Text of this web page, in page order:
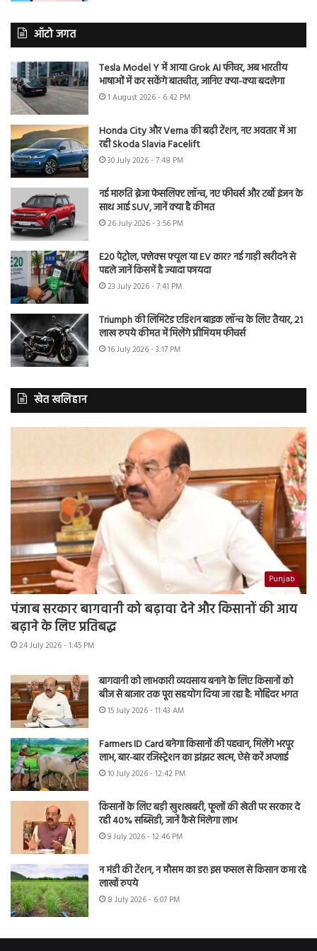
ऑटो जगत
Tesla Model Y में आया Grok AI फीचर, अब भारतीय
भाषाओं में कर सकेंगे बातचीत, जानिए क्या-क्या बदलेगा
1 August 2026 - 6:42 PM
Honda City और Verna की बढ़ी टेंशन, नए अवतार में आ
रही Skoda Slavia Facelift
30 July 2026 - 7:48 PM
नई मारुति ब्रेजा फेसलिफ्ट लॉन्च, नए फीचर्स और टर्बो इंजन के
साथ आई SUV, जानें क्या है कीमत
26 July 2026 - 3:56 PM
E20 पेट्रोल, फ्लेक्स फ्यूल या EV कार? नई गाड़ी खरीदने से
पहले जानें किसमें है ज्यादा फायदा
23 July 2026 - 7:41 PM
Triumph की लिमिटेड एडिशन बाइक लॉन्च के लिए तैयार, 21
लाख रुपये कीमत में मिलेंगे प्रीमियम फीचर्स
16 July 2026 - 3:17 PM
खेत खलिहान
Punjab
पंजाब सरकार बागवानी को बढ़ावा देने और किसानों की आय
बढ़ाने के लिए प्रतिबद्ध
24 July 2026 - 1:45 PM
बागवानी को लाभकारी व्यवसाय बनाने के लिए किसानों को
बीज से बाजार तक पूरा सहयोग दिया जा रहा है: मोहिंदर भगत
15 July 2026 - 11:43 AM
Farmers ID Card बनेगा किसानों की पहचान, मिलेंगे भरपूर
लाभ, बार-बार रजिस्ट्रेशन का झंझट खत्म, ऐसे करें अप्लाई
10 July 2026 - 12:42 PM
किसानों के लिए बड़ी खुशखबरी, फूलों की खेती पर सरकार दे
रही 40% सब्सिडी, जानें कैसे मिलेगा लाभ
9 July 2026 - 12:46 PM
न मंडी की टेंशन, न मौसम का डर! इस फसल से किसान कमा रहे
लाखों रुपये
8 July 2026 - 6:07 PM